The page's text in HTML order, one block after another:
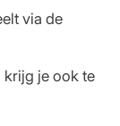
via de
krijg je ook te